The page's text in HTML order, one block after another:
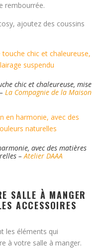
rembourrée.
ajoutez des coussins
chic et chaleureuse, mise
La Compagnie de la Maison
avec des matières
–Atelier DAAA
SALLE À MANGER
ACCESSOIRES
les éléments qui
à votre salle à manger.